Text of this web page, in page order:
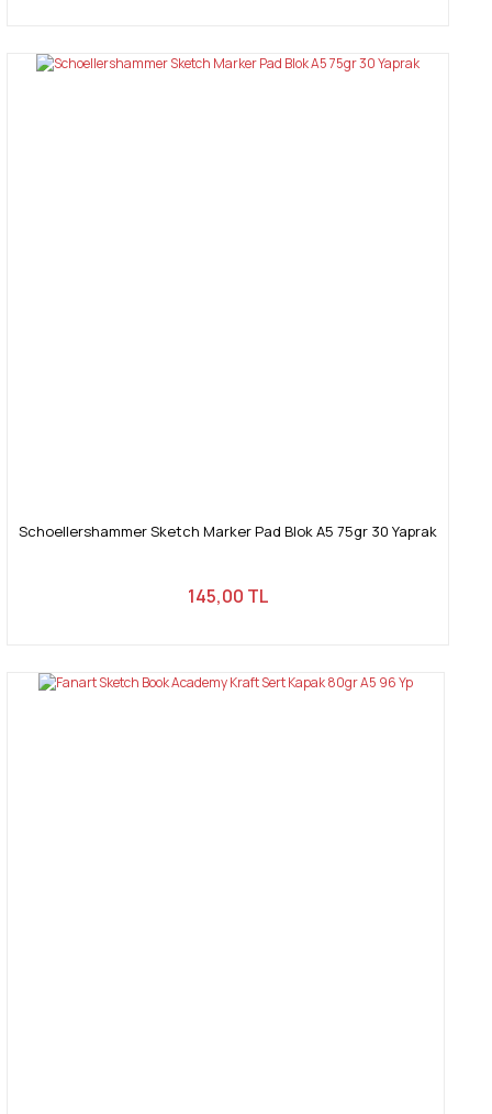
Schoellershammer Sketch Marker Pad Blok A5 75gr 30 Yaprak
145,00 TL